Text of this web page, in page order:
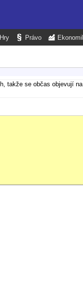
Hry Právo
takže se občas objevují